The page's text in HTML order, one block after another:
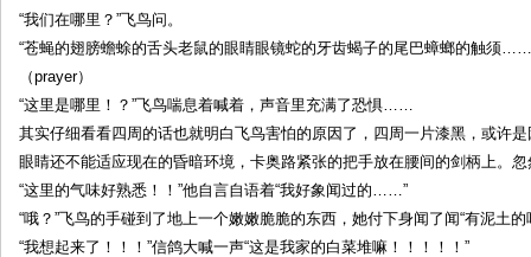
“我们在哪里？”飞鸟问。
“苍蝇的翅膀蟾蜍的舌头老鼠的眼睛眼镜蛇的牙齿蝎子的尾巴蟑螂的触须
（prayer）
“这里是哪里！？”飞鸟喘息着喊着，声音里充满了恐惧……
其实仔细看看四周的话也就明白飞鸟害怕的原因了，四周一片漆黑，或许
眼睛还不能适应现在的昏暗环境，卡奥路紧张的把手放在腰间的剑柄上。
“这里的气味好熟悉！！”他自言自语着“我好象闻过的……”
“哦？”飞鸟的手碰到了地上一个嫩嫩脆脆的东西，她付下身闻了闻“有泥
“我想起来了！！！”信鸽大喊一声“这是我家的白菜堆嘛！！！！！”